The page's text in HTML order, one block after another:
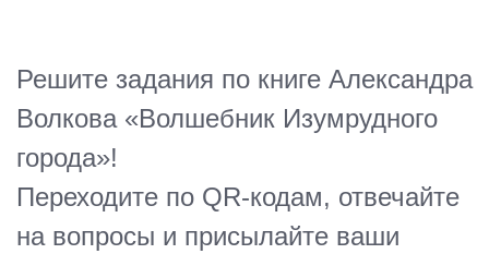
Решите задания по книге Александра
Волкова «Волшебник Изумрудного
города»!
Переходите по QR-кодам, отвечайте
на вопросы и присылайте ваши